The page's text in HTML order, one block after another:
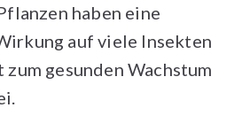
haben eine
auf viele Insekten
gesunden Wachstum